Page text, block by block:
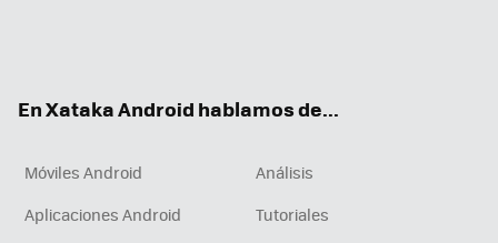
En Xataka Android hablamos de...
Móviles Android
Análisis
Aplicaciones Android
Tutoriales